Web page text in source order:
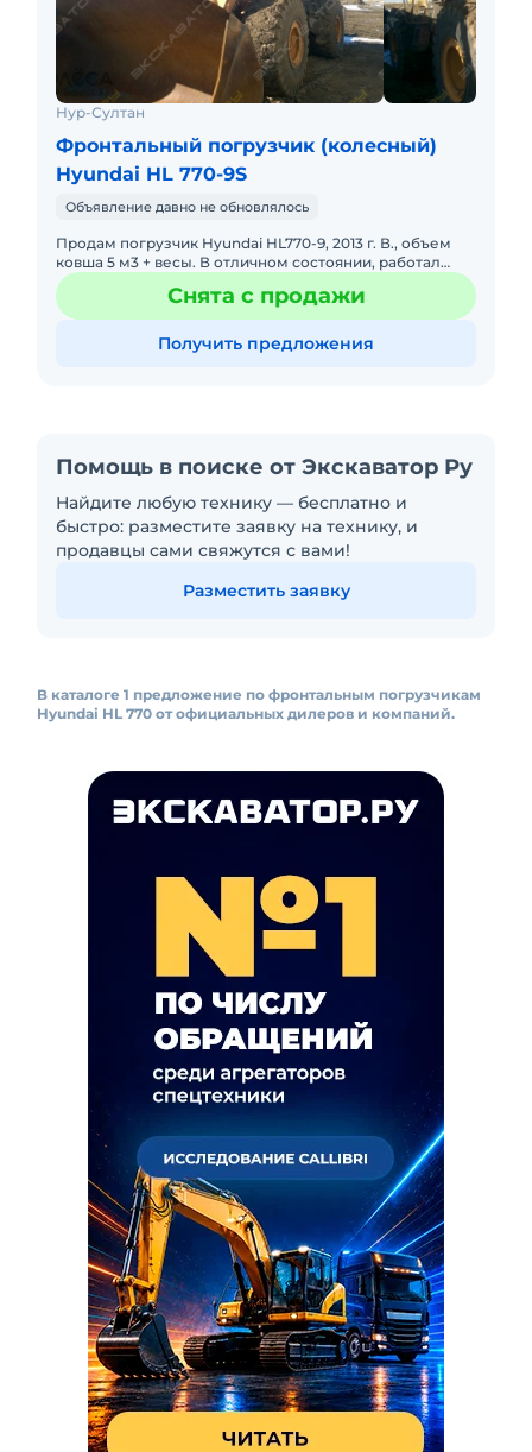
Нур-Султан
Фронтальный погрузчик (колесный)
Hyundai HL 770-9S
Объявление давно не обновлялось
Продам погрузчик Hyundai HL770-9, 2013 г. В., объем
ковша 5 м3 + весы. В отличном состоянии, работал
только на грунтах, новые колеса. Все вопросы по
телефону. В
Снята с продажи
Получить предложения
Помощь в поиске от Экскаватор Ру
Найдите любую технику — бесплатно и
быстро: разместите заявку на технику, и
продавцы сами свяжутся с вами!
Разместить заявку
В каталоге 1 предложение по фронтальным погрузчикам
Hyundai HL 770 от официальных дилеров и компаний.